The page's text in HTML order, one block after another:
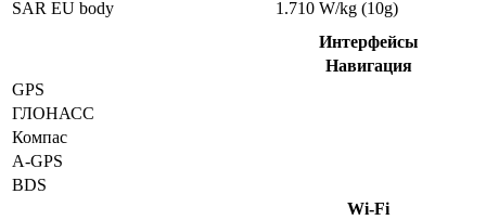
SAR EU body
1.710 W/kg (10g)
Интерфейсы
Навигация
GPS
ГЛОНАСС
Компас
A-GPS
BDS
Wi-Fi